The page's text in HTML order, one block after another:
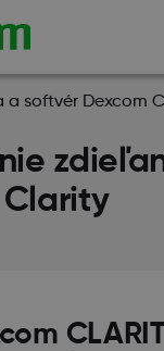
a softvér Dexcom
Clarity